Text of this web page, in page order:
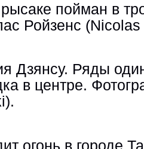
пойман в
Ройзенс
Дзянсу. Ряды
в центре.
огонь в городе